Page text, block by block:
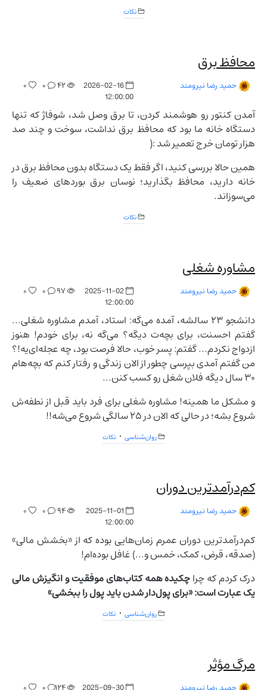
نکات
محافظ برق
حمید رضا نیرومند
2026-02-16
12:00:00
۴۲ ۰ ۰
آمدن کنتور رو هوشمند کردن، تا برق وصل شد، شوفاژ که تنها
دستگاه خانه ما بود که محافظ برق نداشت، سوخت و چند صد
هزار تومان خرج تعمیر شد :(
همین حالا بررسی کنید، اگر فقط یک دستگاه بدون محافظ برق در
خانه دارید، محافظ بگذارید؛ نوسان برق بوردهای ضعیف را
می‌سوزاند.
نکات
مشاوره شغلی
حمید رضا نیرومند
2025-11-02
12:00:00
۹۷ ۰ ۰
دانشجو ۲۳ سالشه، آمده می‌گه: استاد، آمدم مشاوره شغلی...
گفتم احسنت، برای بچه‌ت دیگه؟ می‌گه نه، برای خودم! هنوز
ازدواج نکردم... گفتم: پسر خوب، حالا فرصت بود، چه عجله‌ای‌یه!؟
من گفتم آمدی بپرسی چطور از الان زندگی و رفتار کنم که بچه‌هام
۳۰ سال دیگه فلان شغل رو کسب کنن...
و مشکل ما همینه! مشاوره شغلی برای فرد باید قبل از نطفه‌ش
شروع بشه؛ در حالی که الان در ۲۵ سالگی شروع می‌شه!!
روان‌شناسی نکات
کم‌درآمدترین دوران
حمید رضا نیرومند
2025-11-01
12:00:00
۹۴ ۰ ۰
کم‌درآمدترین دوران عمرم زمان‌هایی بوده که از «بخشش مالی»
(صدقه، قرض، کمک، خمس و...) غافل بوده‌ام!
درک کردم که چراچکیده همه کتاب‌های موفقیت و انگیزش مالی
یک عبارت است: «برای پول‌دار شدن باید پول را ببخشی»
روان‌شناسی نکات
مرگ مؤثر